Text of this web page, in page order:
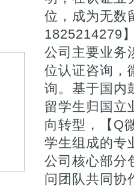
位，成为无数
1825214279
公司主要业务
位认证咨询，
询。基于国内
留学生归国立
向转型，【Q
学生组成的专
公司核心部分
问团队共同协